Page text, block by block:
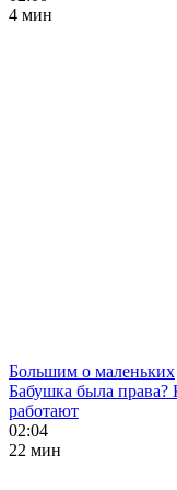
4 мин
Большим о маленьких
Бабушка была
работают
02:04
22 мин